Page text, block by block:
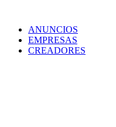
ANUNCIOS
EMPRESAS
CREADORES